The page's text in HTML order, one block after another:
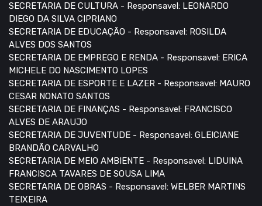
SECRETARIA DE CULTURA - Responsavel: LEONARDO
DIEGO DA SILVA CIPRIANO
SECRETARIA DE EDUCAÇÃO - Responsavel: ROSILDA
ALVES DOS SANTOS
SECRETARIA DE EMPREGO E RENDA - Responsavel: ERICA
MICHELE DO NASCIMENTO LOPES
SECRETARIA DE ESPORTE E LAZER - Responsavel: MAURO
CESAR NONATO SANTOS
SECRETARIA DE FINANÇAS - Responsavel: FRANCISCO
ALVES DE ARAUJO
SECRETARIA DE JUVENTUDE - Responsavel: GLEICIANE
BRANDÃO CARVALHO
SECRETARIA DE MEIO AMBIENTE - Responsavel: LIDUINA
FRANCISCA TAVARES DE SOUSA LIMA
SECRETARIA DE OBRAS - Responsavel: WELBER MARTINS
TEIXEIRA